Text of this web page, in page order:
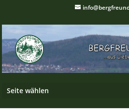
Seite wählen